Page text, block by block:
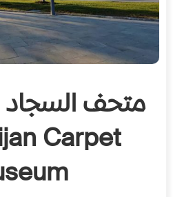
متحف السجاد
Carpet